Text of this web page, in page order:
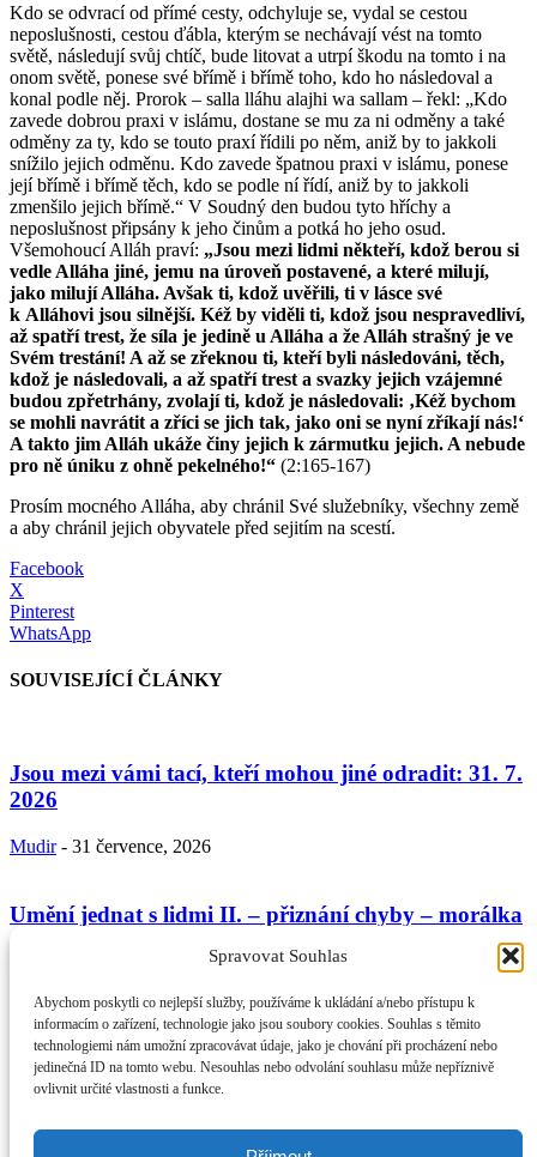
Spravovat Souhlas
Abychom poskytli co nejlepší služby, používáme k ukládání a/nebo přístupu k
informacím o zařízení, technologie jako jsou soubory cookies. Souhlas s těmito
technologiemi nám umožní zpracovávat údaje, jako je chování při procházení nebo
jedinečná ID na tomto webu. Nesouhlas nebo odvolání souhlasu může nepříznivě
ovlivnit určité vlastnosti a funkce.
Kdo se odvrací od přímé cesty, odchyluje se, vydal se cestou
neposlušnosti, cestou ďábla, kterým se nechávají vést na tomto
světě, následují svůj chtíč, bude litovat a utrpí škodu na tomto i na
onom světě, ponese své břímě i břímě toho, kdo ho následoval a
konal podle něj. Prorok – salla lláhu alajhi wa sallam – řekl: „Kdo
zavede dobrou praxi v islámu, dostane se mu za ni odměny a také
odměny za ty, kdo se touto praxí řídili po něm, aniž by to jakkoli
snížilo jejich odměnu. Kdo zavede špatnou praxi v islámu, ponese
její břímě i břímě těch, kdo se podle ní řídí, aniž by to jakkoli
zmenšilo jejich břímě.“ V Soudný den budou tyto hříchy a
neposlušnost připsány k jeho činům a potká ho jeho osud.
Všemohoucí Alláh praví: „Jsou mezi lidmi někteří, kdož berou si
vedle Alláha jiné, jemu na úroveň postavené, a které milují,
jako milují Alláha. Avšak ti, kdož uvěřili, ti v lásce své
k Alláhovi jsou silnější. Kéž by viděli ti, kdož jsou nespravedliví,
až spatří trest, že síla je jedině u Alláha a že Alláh strašný je ve
Svém trestání! A až se zřeknou ti, kteří byli následováni, těch,
kdož je následovali, a až spatří trest a svazky jejich vzájemné
budou zpřetrhány, zvolají ti, kdož je následovali: ‚Kéž bychom
se mohli navrátit a zříci se jich tak, jako oni se nyní zříkají nás!‘
A takto jim Alláh ukáže činy jejich k zármutku jejich. A nebude
pro ně úniku z ohně pekelného!“ (2:165-167)
Prosím mocného Alláha, aby chránil Své služebníky, všechny země
a aby chránil jejich obyvatele před sejitím na scestí.
Facebook
X
Pinterest
WhatsApp
SOUVISEJÍCÍ ČLÁNKY
Jsou mezi vámi tací, kteří mohou jiné odradit: 31. 7.
2026
Mudir - 31 července, 2026
Umění jednat s lidmi II. – přiznání chyby – morálka
Umění jednání s lidmi podle Koránu a sunny: 17. 7.
2026
Mudir - 17 července, 2026